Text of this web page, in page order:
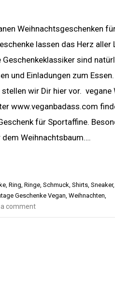
Weihnachtsgeschenken
lassen das Herz aller
sind
und Einladungen zum
wir Dir hier vor. vegane
www.veganbadass.com
für Sportaffine.
Weihnachtsbaum….
, Ring, Ringe, Schmuck, Shirts, Sneaker
Geschenke Vegan, Weihnachten,
a comment